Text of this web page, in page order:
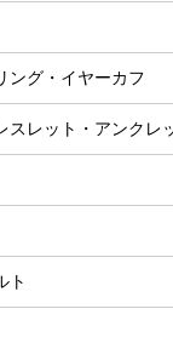
ング・イヤーカフ
スレット・アンクレ
ト